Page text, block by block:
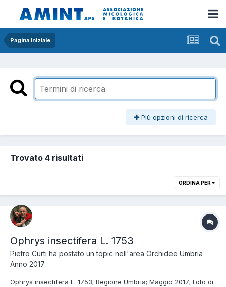
Pagina Iniziale
Più opzioni di ricerca
Trovato 4 risultati
ORDINA PER
Ophrys insectifera L. 1753
Pietro Curti ha postato un topic nell'area Orchidee Umbria
Anno 2017
Ophrys insectifera L. 1753; Regione Umbria; Maggio 2017; Foto di